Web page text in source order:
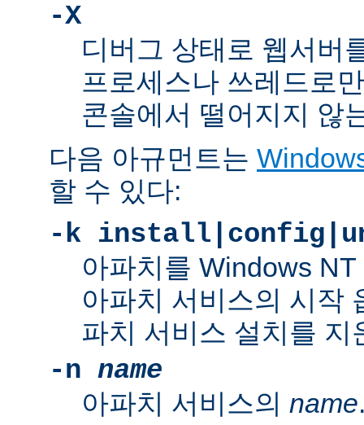
-X
디버그 상태로 웹서버
프로세스나 쓰레드로
콘솔에서 떨어지지 않
다음 아규먼트는
할 수 있다:
-k
아파치를 Windows
아파치 서비스의 시작
파치 서비스 설치를 지
-n name
아파치 서비스의 name